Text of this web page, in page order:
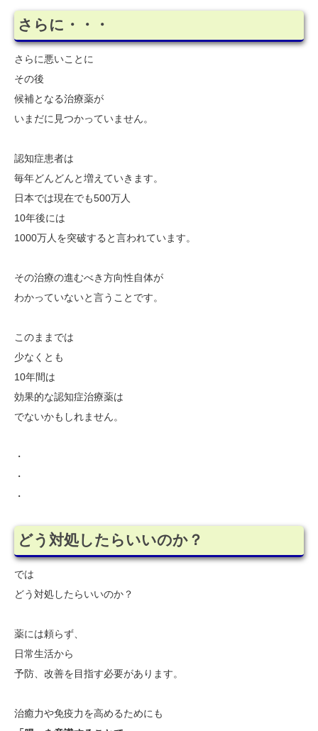
さらに・・・
さらに悪いことに
その後
候補となる治療薬が
いまだに見つかっていません。
認知症患者は
毎年どんどんと増えていきます。
日本では現在でも500万人
10年後には
1000万人を突破すると言われています。
その治療の進むべき方向性自体が
わかっていないと言うことです。
このままでは
少なくとも
10年間は
効果的な認知症治療薬は
でないかもしれません。
・
・
・
どう対処したらいいのか？
では
どう対処したらいいのか？
薬には頼らず、
日常生活から
予防、改善を目指す必要があります。
治癒力や免疫力を高めるためにも